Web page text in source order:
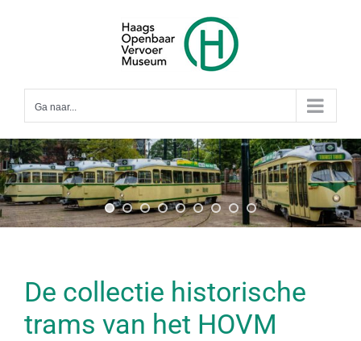
Ga naar...
De collectie historische
trams van het HOVM